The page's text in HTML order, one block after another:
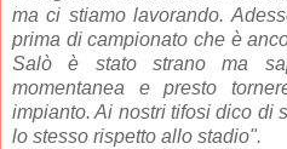
ma ci stiamo lavorando.
prima di campionato che è
Salò è stato strano ma
momentanea e presto
impianto. Ai nostri tifosi dico di
lo stesso rispetto allo stadio".